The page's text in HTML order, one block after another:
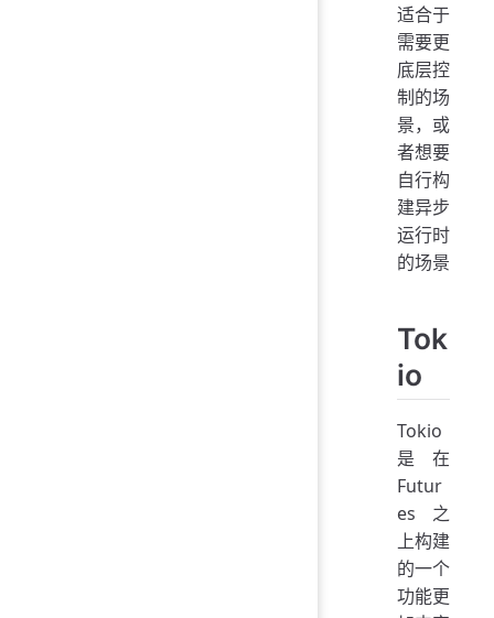
适合于
需要更
底层控
制的场
景，或
者想要
自行构
建异步
运行时
的场景
Tok
io
Tokio
是在
Futur
es 之
上构建
的一个
功能更